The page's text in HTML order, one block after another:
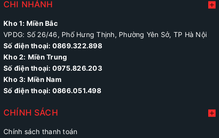
CHI NHÁNH
Kho 1: Miền Bắc
VPDG: Số 26/46, Phố Hưng Thịnh, Phường Yên Sở, TP Hà Nội
Số điện thoại: 0869.322.898
Kho 2: Miền Trung
Số điện thoại: 0975.826.203
Kho 3: Miền Nam
Số điện thoại: 0866.051.498
CHÍNH SÁCH
Chính sách thanh toán